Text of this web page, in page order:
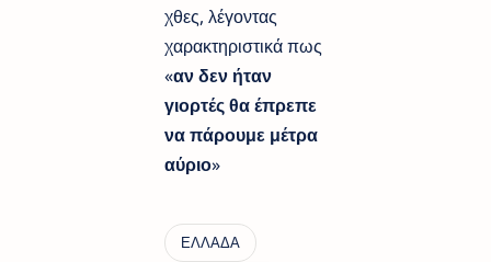
χθες, λέγοντας
χαρακτηριστικά πως
«αν δεν ήταν
γιορτές θα έπρεπε
να πάρουμε μέτρα
αύριο»